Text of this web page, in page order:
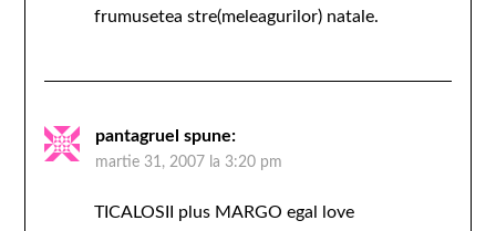
frumusetea stre(meleagurilor) natale.
pantagruel spune:
martie 31, 2007 la 3:20 pm
TICALOSII plus MARGO egal love